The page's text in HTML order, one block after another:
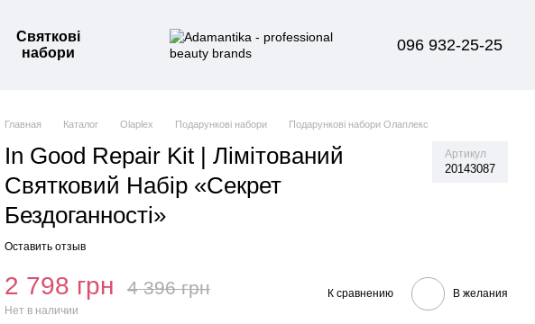
Святкові
набори
096 932-25-25
Главная Каталог Olaplex Подарункові набори Подарункові набори Олаплекс
In Good Repair Kit | Лімітований
Святковий Набір «Секрет
Бездоганності»
Артикул
20143087
Оставить отзыв
2 798 грн 4 396 грн
Нет в наличии
К сравнению В желания